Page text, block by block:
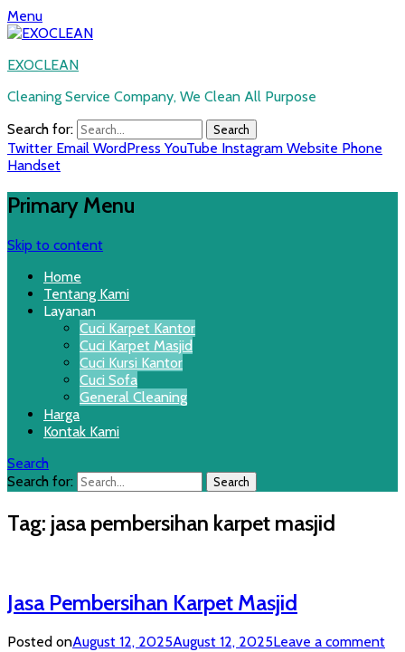
Menu
EXOCLEAN
Cleaning Service Company, We Clean All Purpose
Search for:
Twitter Email WordPress YouTube Instagram Website Phone
Handset
Primary Menu
Skip to content
Home
Tentang Kami
Layanan
Cuci Karpet Kantor
Cuci Karpet Masjid
Cuci Kursi Kantor
Cuci Sofa
General Cleaning
Harga
Kontak Kami
Search
Search for:
Tag: jasa pembersihan karpet masjid
Jasa Pembersihan Karpet Masjid
Posted onAugust 12, 2025August 12, 2025Leave a comment